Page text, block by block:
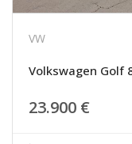
VW
Volkswagen Golf
23.900 €